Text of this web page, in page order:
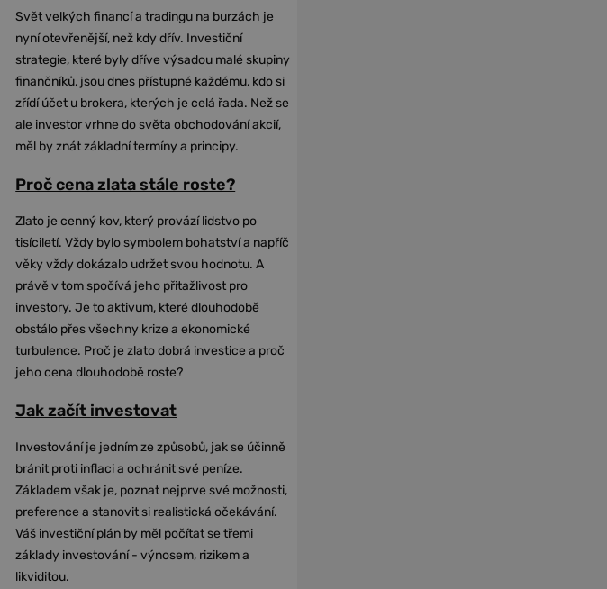
Svět velkých financí a tradingu na burzách je
nyní otevřenější, než kdy dřív. Investiční
strategie, které byly dříve výsadou malé skupiny
finančníků, jsou dnes přístupné každému, kdo si
zřídí účet u brokera, kterých je celá řada. Než se
ale investor vrhne do světa obchodování akcií,
měl by znát základní termíny a principy.
Proč cena zlata stále roste?
Zlato je cenný kov, který provází lidstvo po
tisíciletí. Vždy bylo symbolem bohatství a napříč
věky vždy dokázalo udržet svou hodnotu. A
právě v tom spočívá jeho přitažlivost pro
investory. Je to aktivum, které dlouhodobě
obstálo přes všechny krize a ekonomické
turbulence. Proč je zlato dobrá investice a proč
jeho cena dlouhodobě roste?
Jak začít investovat
Investování je jedním ze způsobů, jak se účinně
bránit proti inflaci a ochránit své peníze.
Základem však je, poznat nejprve své možnosti,
preference a stanovit si realistická očekávání.
Váš investiční plán by měl počítat se třemi
základy investování - výnosem, rizikem a
likviditou.